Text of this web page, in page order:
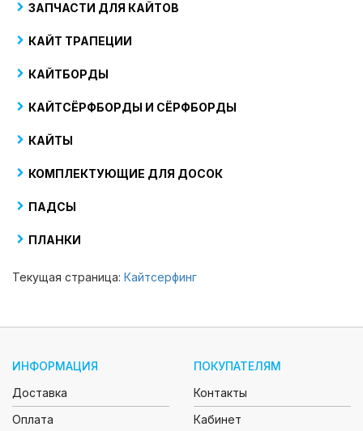
ЗАПЧАСТИ ДЛЯ КАЙТОВ
КАЙТ ТРАПЕЦИИ
КАЙТБОРДЫ
КАЙТСЁРФБОРДЫ И СЁРФБОРДЫ
КАЙТЫ
КОМПЛЕКТУЮЩИЕ ДЛЯ ДОСОК
ПАДСЫ
ПЛАНКИ
Текущая страница: Кайтсерфинг
ИНФОРМАЦИЯ
Доставка
Оплата
ПОКУПАТЕЛЯМ
Контакты
Кабинет